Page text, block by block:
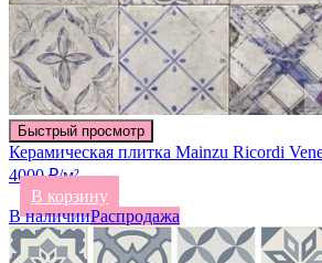
Быстрый просмотр
Керамическая плитка Mainzu Ricordi
4000 ₽/м²
В корзину
В наличииРаспродажа